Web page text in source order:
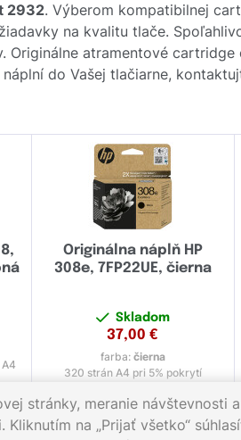
2932. Výberom kompatibilnej
na kvalitu tlače.
Originálne atramentové
do Vašej tlačiarne,
Originálna náplň HP
308e, 7FP22UE, čierna
Skladom
37,00 €
farba: čierna
320 strán A4 pri 5% pokrytí
stránky, meranie návštevnosti a
na „Prijať všetko“